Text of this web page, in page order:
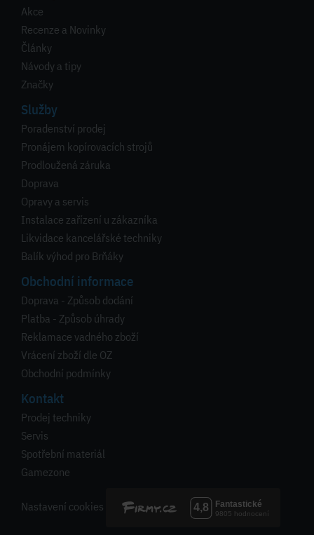
Akce
Recenze a Novinky
Články
Návody a tipy
Značky
Služby
Poradenství prodej
Pronájem kopírovacích strojů
Prodloužená záruka
Doprava
Opravy a servis
Instalace zařízení u zákazníka
Likvidace kancelářské techniky
Balík výhod pro Brňáky
Obchodní informace
Doprava - Způsob dodání
Platba - Způsob úhrady
Reklamace vadného zboží
Vrácení zboží dle OZ
Obchodní podmínky
Kontakt
Prodej techniky
Servis
Spotřební materiál
Gamezone
Nastavení cookies